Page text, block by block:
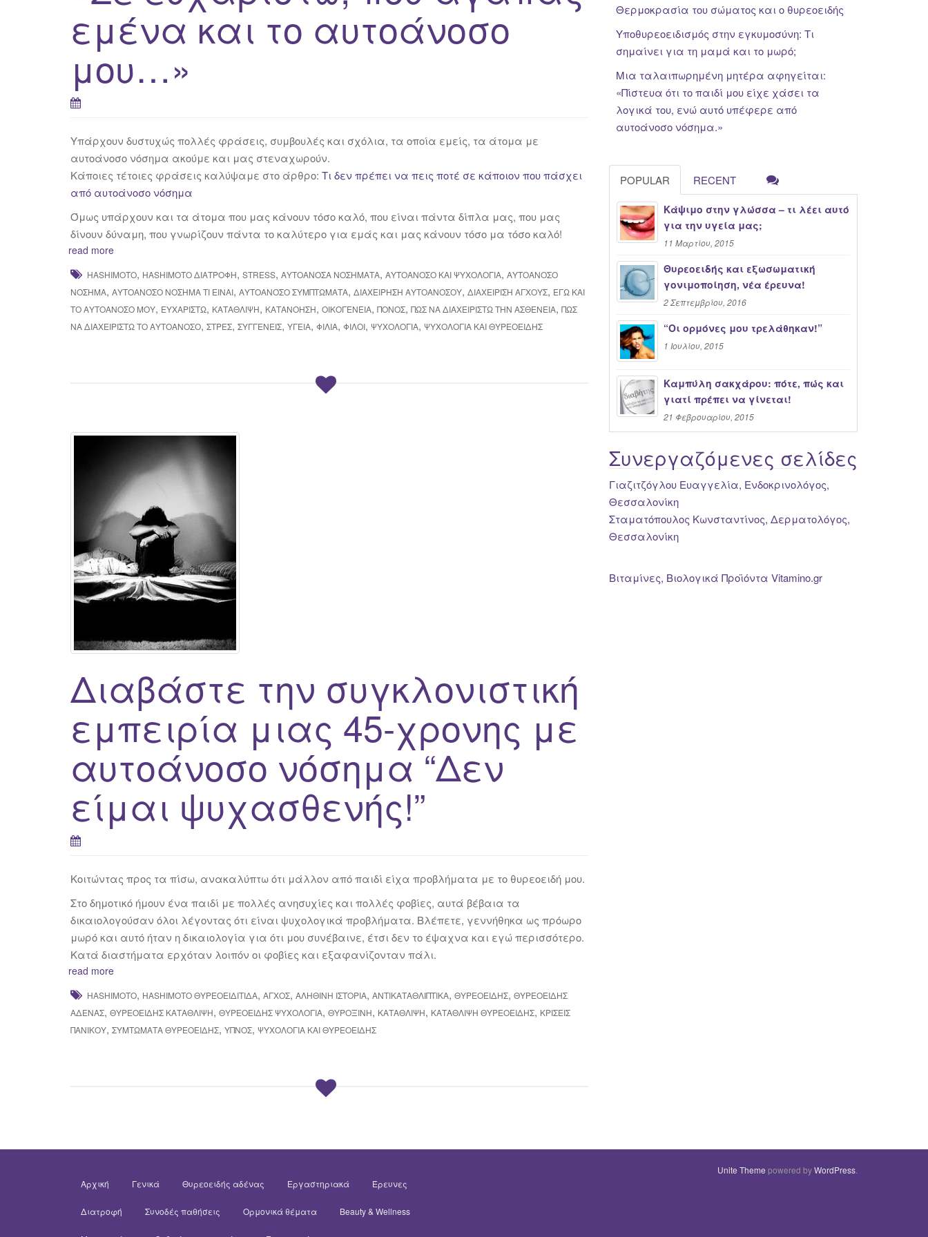
εμένα και το αυτοάνοσο
μου…»
Υπάρχουν δυστυχώς πολλές φράσεις, συμβουλές και σχόλια, τα οποία εμείς, τα άτομα με
αυτοάνοσο νόσημα ακούμε και μας στεναχωρούν.
Κάποιες τέτοιες φράσεις καλύψαμε στο άρθρο: Τι δεν πρέπει να πεις ποτέ σε κάποιον που πάσχει
από αυτοάνοσο νόσημα
Όμως υπάρχουν και τα άτομα που μας κάνουν τόσο καλό, που είναι πάντα δίπλα μας, που μας
δίνουν δύναμη, που γνωρίζουν πάντα το καλύτερο για εμάς και μας κάνουν τόσο μα τόσο καλό!
read more
HASHIMOTO, HASHIMOTO ΔΙΑΤΡΟΦΉ, STRESS, ΑΥΤΟΆΝΟΣΑ ΝΟΣΉΜΑΤΑ, ΑΥΤΟΆΝΟΣΟ ΚΑΙ ΨΥΧΟΛΟΓΊΑ, ΑΥΤΟΆΝΟΣΟ
ΝΌΣΗΜΑ, ΑΥΤΟΆΝΟΣΟ ΝΌΣΗΜΑ ΤΙ ΕΊΝΑΙ, ΑΥΤΟΆΝΟΣΟ ΣΥΜΠΤΏΜΑΤΑ, ΔΙΑΧΕΊΡΗΣΗ ΑΥΤΟΆΝΟΣΟΥ, ΔΙΑΧΕΊΡΙΣΗ ΆΓΧΟΥΣ, ΕΓΏ ΚΑΙ
ΤΟ ΑΥΤΟΆΝΟΣΟ ΜΟΥ, ΕΥΧΑΡΙΣΤΏ, ΚΑΤΆΘΛΙΨΗ, ΚΑΤΑΝΌΗΣΗ, ΟΙΚΟΓΈΝΕΙΑ, ΠΌΝΟΣ, ΠΩΣ ΝΑ ΔΙΑΧΕΙΡΙΣΤΏ ΤΗΝ ΑΣΘΈΝΕΙΑ, ΠΩΣ
ΝΑ ΔΙΑΧΕΙΡΙΣΤΏ ΤΟ ΑΥΤΟΆΝΟΣΟ, ΣΤΡΕΣ, ΣΥΓΓΕΝΕΊΣ, ΥΓΕΊΑ, ΦΙΛΊΑ, ΦΊΛΟΙ, ΨΥΧΟΛΟΓΊΑ, ΨΥΧΟΛΟΓΊΑ ΚΑΙ ΘΥΡΕΟΕΙΔΉΣ
Διαβάστε την συγκλονιστική
εμπειρία μιας 45-χρονης με
αυτοάνοσο νόσημα “Δεν
είμαι ψυχασθενής!”
Κοιτώντας προς τα πίσω, ανακαλύπτω ότι μάλλον από παιδί είχα προβλήματα με το θυρεοειδή μου.
Στο δημοτικό ήμουν ένα παιδί με πολλές ανησυχίες και πολλές φοβίες, αυτά βέβαια τα
δικαιολογούσαν όλοι λέγοντας ότι είναι ψυχολογικά προβλήματα. Βλέπετε, γεννήθηκα ως πρόωρο
μωρό και αυτό ήταν η δικαιολογία για ότι μου συνέβαινε, έτσι δεν το έψαχνα και εγώ περισσότερο.
Κατά διαστήματα ερχόταν λοιπόν οι φοβίες και εξαφανίζονταν πάλι.
read more
HASHIMOTO, HASHIMOTO ΘΥΡΕΟΕΙΔΊΤΙΔΑ, ΆΓΧΟΣ, ΑΛΗΘΙΝΉ ΙΣΤΟΡΊΑ, ΑΝΤΙΚΑΤΑΘΛΙΠΤΙΚΆ, ΘΥΡΕΟΕΙΔΉΣ, ΘΥΡΕΟΕΙΔΉΣ
ΑΔΈΝΑΣ, ΘΥΡΕΟΕΙΔΉΣ ΚΑΤΆΘΛΙΨΗ, ΘΥΡΕΟΕΙΔΉΣ ΨΥΧΟΛΟΓΊΑ, ΘΥΡΟΞΊΝΗ, ΚΑΤΆΘΛΙΨΗ, ΚΑΤΆΘΛΙΨΗ ΘΥΡΕΟΕΙΔΉΣ, ΚΡΊΣΕΙΣ
ΠΑΝΙΚΟΎ, ΣΥΜΤΏΜΑΤΑ ΘΥΡΕΟΕΙΔΉΣ, ΎΠΝΟΣ, ΨΥΧΟΛΟΓΊΑ ΚΑΙ ΘΥΡΕΟΕΙΔΉΣ
Θερμοκρασία του σώματος και ο θυρεοειδής
Υποθυρεοειδισμός στην εγκυμοσύνη: Τι
σημαίνει για τη μαμά και το μωρό;
Μια ταλαιπωρημένη μητέρα αφηγείται:
«Πίστευα ότι το παιδί μου είχε χάσει τα
λογικά του, ενώ αυτό υπέφερε από
αυτοάνοσο νόσημα.»
POPULAR RECENT
Κάψιμο στην γλώσσα – τι λέει αυτό
για την υγεία μας;
11 Μαρτίου, 2015
Θυρεοειδής και εξωσωματική
γονιμοποίηση, νέα έρευνα!
2 Σεπτεμβρίου, 2016
“Oι ορμόνες μου τρελάθηκαν!”
1 Ιουλίου, 2015
Καμπύλη σακχάρου: πότε, πώς και
γιατί πρέπει να γίνεται!
21 Φεβρουαρίου, 2015
Συνεργαζόμενες σελίδες
Γιαζιτζόγλου Ευαγγελία, Ενδοκρινολόγος,
Θεσσαλονίκη
Σταματόπουλος Κωνσταντίνος, Δερματολόγος,
Θεσσαλονίκη
Βιταμίνες, Βιολογικά Προϊόντα Vitamino.gr
Αρχική Γενικά Θυρεοειδής αδένας Εργαστηριακά Έρευνες
Διατροφή Συνοδές παθήσεις Ορμονικά θέματα Beauty & Wellness
Unite Theme powered byWordPress